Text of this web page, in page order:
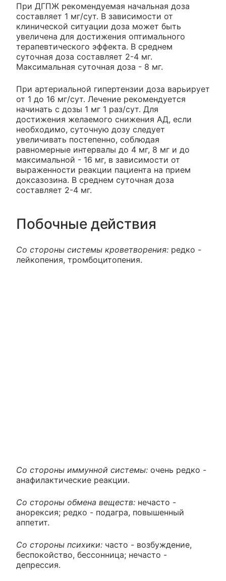
При ДГПЖ рекомендуемая начальная доза
составляет 1 мг/сут. В зависимости от
клинической ситуации доза может быть
увеличена для достижения оптимального
терапевтического эффекта. В среднем
суточная доза составляет 2-4 мг.
Максимальная суточная доза - 8 мг.
При артериальной гипертензии доза варьирует
от 1 до 16 мг/сут. Лечение рекомендуется
начинать с дозы 1 мг 1 раз/сут. Для
достижения желаемого снижения АД, если
необходимо, суточную дозу следует
увеличивать постепенно, соблюдая
равномерные интервалы до 4 мг, 8 мг и до
максимальной - 16 мг, в зависимости от
выраженности реакции пациента на прием
доксазозина. В среднем суточная доза
составляет 2-4 мг.
Побочные действия
Со стороны системы кроветворения: редко -
лейкопения, тромбоцитопения.
Со стороны иммунной системы: очень редко -
анафилактические реакции.
Со стороны обмена веществ: нечасто -
анорексия; редко - подагра, повышенный
аппетит.
Со стороны психики: часто - возбуждение,
беспокойство, бессонница; нечасто -
депрессия.